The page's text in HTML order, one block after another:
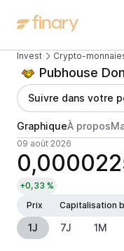
Invest Crypto-
Pubhouse
Suivre dans votre
GraphiqueÀ propos
09 août 2026
+0,33 %
Prix
Capitalisation
1J 7J 1M